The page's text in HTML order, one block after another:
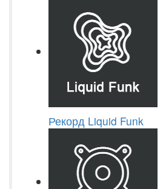
Рекорд Liquid Funk